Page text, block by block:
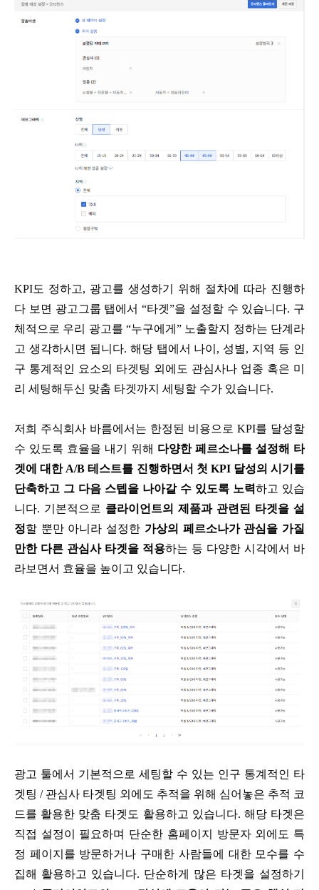
KPI도 정하고, 광고를 생성하기 위해 절차에 따라 진행하
다 보면 광고그룹 탭에서 “타겟”을 설정할 수 있습니다. 구
체적으로 우리 광고를 “누구에게” 노출할지 정하는 단계라
고 생각하시면 됩니다. 해당 탭에서 나이, 성별, 지역 등 인
구 통계적인 요소의 타겟팅 외에도 관심사나 업종 혹은 미
리 세팅해두신 맞춤 타겟까지 세팅할 수가 있습니다.
저희 주식회사 바름에서는 한정된 비용으로 KPI를 달성할
수 있도록 효율을 내기 위해 다양한 페르소나를 설정해 타
겟에 대한 A/B 테스트를 진행하면서 첫 KPI 달성의 시기를
단축하고 그 다음 스텝을 나아갈 수 있도록 노력하고 있습
니다. 기본적으로 클라이언트의 제품과 관련된 타겟을 설
정할 뿐만 아니라 설정한 가상의 페르소나가 관심을 가질
만한 다른 관심사 타겟을 적용하는 등 다양한 시각에서 바
라보면서 효율을 높이고 있습니다.
광고 툴에서 기본적으로 세팅할 수 있는 인구 통계적인 타
겟팅 / 관심사 타겟팅 외에도 추적을 위해 심어놓은 추적 코
드를 활용한 맞춤 타겟도 활용하고 있습니다. 해당 타겟은
직접 설정이 필요하며 단순한 홈페이지 방문자 외에도 특
정 페이지를 방문하거나 구매한 사람들에 대한 모수를 수
집해 활용하고 있습니다. 단순하게 많은 타겟을 설정하기